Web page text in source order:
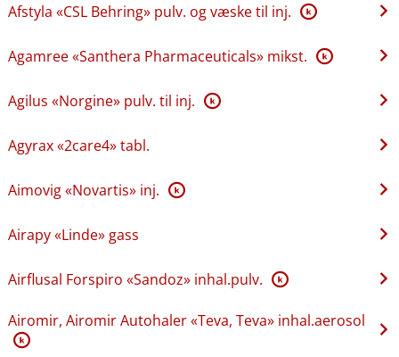
Afstyla «CSL Behring» pulv. og væske til inj. K
Agamree «Santhera Pharmaceuticals» mikst. K
Agilus «Norgine» pulv. til inj. K
Agyrax «2care4» tabl.
Aimovig «Novartis» inj. K
Airapy «Linde» gass
Airflusal Forspiro «Sandoz» inhal.pulv. K
Airomir, Airomir Autohaler «Teva, Teva» inhal.aerosol
K